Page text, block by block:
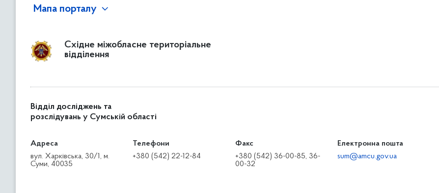
Мапа порталу
Східне міжобласне територіальне
відділення
Відділ досліджень та
розслідувань у Сумській області
Адреса
вул. Харківська, 30/1, м.
Суми, 40035
Телефони
+380 (542) 22-12-84
Факс
+380 (542) 36-00-85, 36-
00-32
Електронна пошта
sum@amcu.gov.ua